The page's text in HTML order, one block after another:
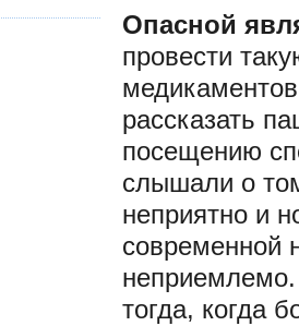
Опасной
провести
рассказать
посещению
слышали о
неприятно и
современной
неприемлемо.
тогда, когда